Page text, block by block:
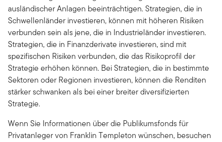
ausländischer Anlagen beeinträchtigen. Strategien, die in
Schwellenländer investieren, können mit höheren Risiken
verbunden sein als jene, die in Industrieländer investieren.
Strategien, die in Finanzderivate investieren, sind mit
spezifischen Risiken verbunden, die das Risikoprofil der
Strategie erhöhen können. Bei Strategien, die in bestimmte
Sektoren oder Regionen investieren, können die Renditen
stärker schwanken als bei einer breiter diversifizierten
Strategie.
Wenn Sie Informationen über die Publikumsfonds für
Privatanleger von Franklin Templeton wünschen, besuchen